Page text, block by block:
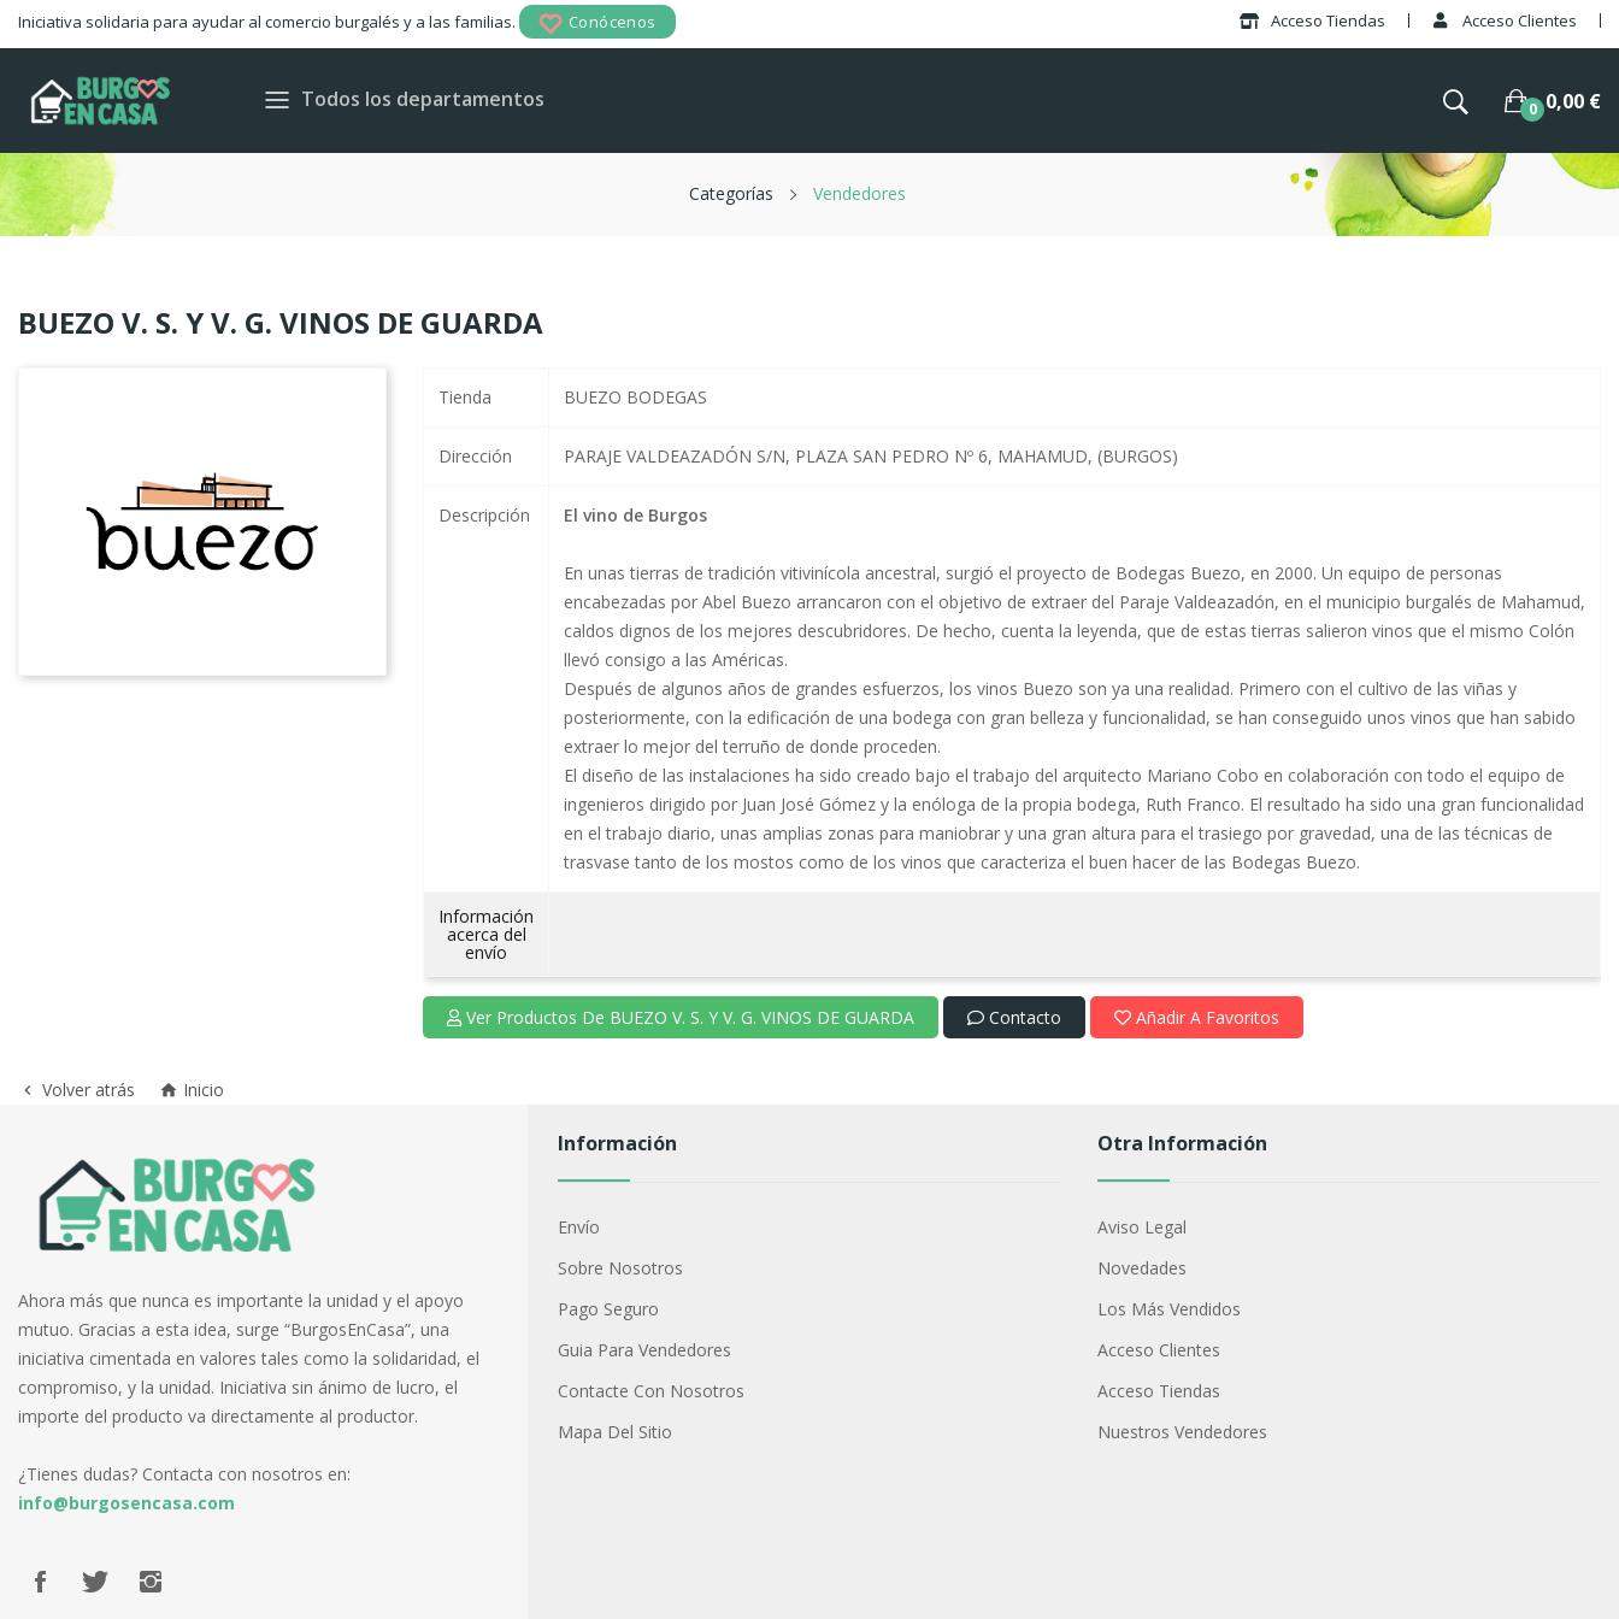
Acceso Clientes
Acceso Tiendas
Iniciativa solidaria para ayudar al comercio burgalés y a las familias. Conócenos
Todos los departamentos 0 0,00 €
Categorías Vendedores
BUEZO V. S. Y V. G. VINOS DE GUARDA
Tienda BUEZO BODEGAS
Dirección PARAJE VALDEAZADÓN S/N, PLAZA SAN PEDRO Nº 6, MAHAMUD, (BURGOS)
Descripción El vino de Burgos
En unas tierras de tradición vitivinícola ancestral, surgió el proyecto de Bodegas Buezo, en 2000. Un equipo de personas
encabezadas por Abel Buezo arrancaron con el objetivo de extraer del Paraje Valdeazadón, en el municipio burgalés de Mahamud,
caldos dignos de los mejores descubridores. De hecho, cuenta la leyenda, que de estas tierras salieron vinos que el mismo Colón
llevó consigo a las Américas.
Después de algunos años de grandes esfuerzos, los vinos Buezo son ya una realidad. Primero con el cultivo de las viñas y
posteriormente, con la edificación de una bodega con gran belleza y funcionalidad, se han conseguido unos vinos que han sabido
extraer lo mejor del terruño de donde proceden.
El diseño de las instalaciones ha sido creado bajo el trabajo del arquitecto Mariano Cobo en colaboración con todo el equipo de
ingenieros dirigido por Juan José Gómez y la enóloga de la propia bodega, Ruth Franco. El resultado ha sido una gran funcionalidad
en el trabajo diario, unas amplias zonas para maniobrar y una gran altura para el trasiego por gravedad, una de las técnicas de
trasvase tanto de los mostos como de los vinos que caracteriza el buen hacer de las Bodegas Buezo.
Información
acerca del
envío
Ver Productos De BUEZO V. S. Y V. G. VINOS DE GUARDA Contacto Añadir A Favoritos
 Volver atrás  Inicio
Ahora más que nunca es importante la unidad y el apoyo
mutuo. Gracias a esta idea, surge “BurgosEnCasa”, una
iniciativa cimentada en valores tales como la solidaridad, el
compromiso, y la unidad. Iniciativa sin ánimo de lucro, el
importe del producto va directamente al productor.
¿Tienes dudas? Contacta con nosotros en:
info@burgosencasa.com
Información
Envío
Sobre Nosotros
Pago Seguro
Guia Para Vendedores
Contacte Con Nosotros
Mapa Del Sitio
Otra Información
Aviso Legal
Novedades
Los Más Vendidos
Acceso Clientes
Acceso Tiendas
Nuestros Vendedores
×